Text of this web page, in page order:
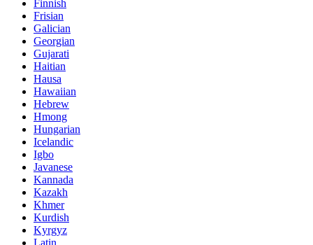
Finnish
Frisian
Galician
Georgian
Gujarati
Haitian
Hausa
Hawaiian
Hebrew
Hmong
Hungarian
Icelandic
Igbo
Javanese
Kannada
Kazakh
Khmer
Kurdish
Kyrgyz